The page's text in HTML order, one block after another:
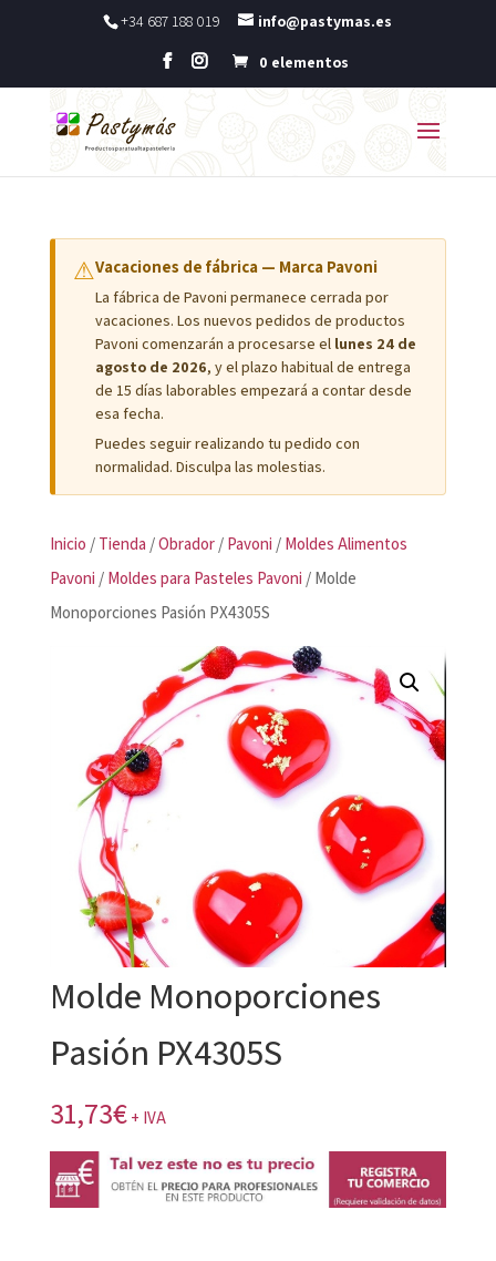
+34 687 188 019 info@pastymas.es
0 elementos
⚠Vacaciones de fábrica — Marca Pavoni
La fábrica de Pavoni permanece cerrada por
vacaciones. Los nuevos pedidos de productos
Pavoni comenzarán a procesarse el lunes 24 de
agosto de 2026, y el plazo habitual de entrega
de 15 días laborables empezará a contar desde
esa fecha.
Puedes seguir realizando tu pedido con
normalidad. Disculpa las molestias.
Inicio / Tienda /Obrador/ Pavoni / Moldes Alimentos
Pavoni / Moldes para Pasteles Pavoni / Molde
Monoporciones Pasión PX4305S
Molde Monoporciones
Pasión PX4305S
31,73€ + IVA